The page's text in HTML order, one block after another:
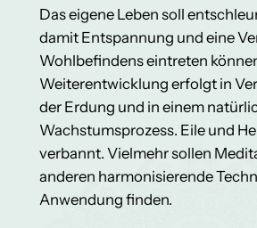
Das eigene Leben soll
damit Entspannung und eine
Wohlbefindens eintreten
Weiterentwicklung erfolgt in
der Erdung und in einem
Wachstumsprozess. Eile und
verbannt. Vielmehr sollen
anderen harmonisierende
Anwendung finden.